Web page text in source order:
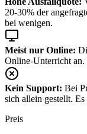
20-30% der
bei wenigen.
Meist nur Online:
Online-Unterricht an.
Kein Support: Bei
sich allein gestellt.
Preis